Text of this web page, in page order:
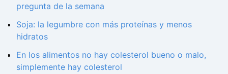
pregunta de la semana
Soja: la legumbre con más proteínas y menos
hidratos
En los alimentos no hay colesterol bueno o malo,
simplemente hay colesterol